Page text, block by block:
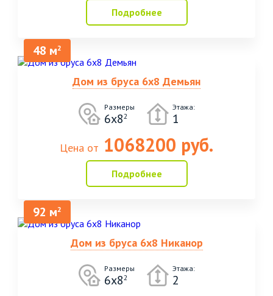
Подробнее
48 м2
Дом из бруса 6х8 Демьян
Размеры
6х82
Этажа:
1
Цена от 1068200 руб.
Подробнее
92 м2
Дом из бруса 6х8 Никанор
Размеры
6х82
Этажа:
2